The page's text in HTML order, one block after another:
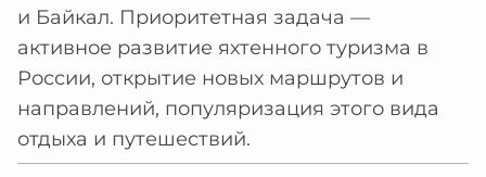
и Байкал. Приоритетная задача —
активное развитие яхтенного туризма в
России, открытие новых маршрутов и
направлений, популяризация этого вида
отдыха и путешествий.